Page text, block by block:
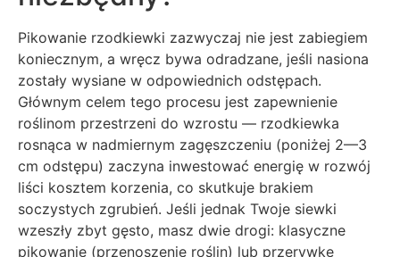
Pikowanie rzodkiewki zazwyczaj nie jest zabiegiem
koniecznym, a wręcz bywa odradzane, jeśli nasiona
zostały wysiane w odpowiednich odstępach.
Głównym celem tego procesu jest zapewnienie
roślinom przestrzeni do wzrostu — rzodkiewka
rosnąca w nadmiernym zagęszczeniu (poniżej 2—3
cm odstępu) zaczyna inwestować energię w rozwój
liści kosztem korzenia, co skutkuje brakiem
soczystych zgrubień. Jeśli jednak Twoje siewki
wzeszły zbyt gęsto, masz dwie drogi: klasyczne
pikowanie (przenoszenie roślin) lub przerywkę